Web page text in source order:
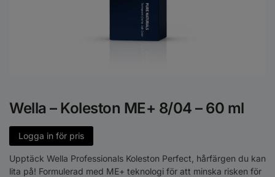
Wella – Koleston ME+ 8/04 – 60 ml
Logga in för pris
Upptäck Wella Professionals Koleston Perfect, hårfärgen du kan
lita på! Formulerad med ME+ teknologi för att minska risken för